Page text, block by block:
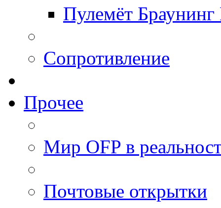
Пулемёт
Сопротивление
Прочее
Мир OFP в
Почтовые открытки